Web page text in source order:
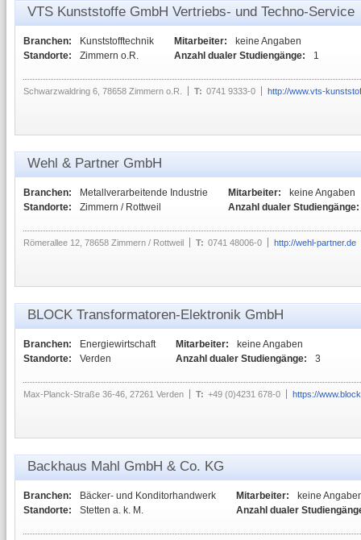
VTS Kunststoffe GmbH Vertriebs- und Techno-Service
Branchen:
Kunststofftechnik
Standorte:
Zimmern o.R.
Mitarbeiter:
keine Angaben
Anzahl dualer Studiengänge:
1
Schwarzwaldring 6, 78658 Zimmern o.R. T: 0741 9333-0 http://www.vts-
Wehl & Partner GmbH
Branchen:
Metallverarbeitende Industrie
Standorte:
Zimmern / Rottweil
Mitarbeiter:
keine Angaben
Anzahl dualer Studiengänge:
Römerallee 12, 78658 Zimmern / Rottweil T: 0741 48006-0 http://wehl-partner.de
BLOCK Transformatoren-Elektronik GmbH
Branchen:
Energiewirtschaft
Standorte:
Verden
Mitarbeiter:
keine Angaben
Anzahl dualer Studiengänge:
3
Max-Planck-Straße 36-46, 27261 Verden T: +49 (0)4231 678-0 https://
Backhaus Mahl GmbH & Co. KG
Branchen:
Bäcker- und Konditorhandwerk
Standorte:
Stetten a. k. M.
Mitarbeiter:
keine
Anzahl dualer